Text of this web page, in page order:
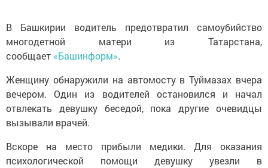
В Башкирии водитель предотвратил самоубийство
многодетной матери из Татарстана,
сообщает «Башинформ».
Женщину обнаружили на автомосту в Туймазах вчера
вечером. Один из водителей остановился и начал
отвлекать девушку беседой, пока другие очевидцы
вызывали врачей.
Вскоре на место прибыли медики. Для оказания
психологической помощи девушку увезли в